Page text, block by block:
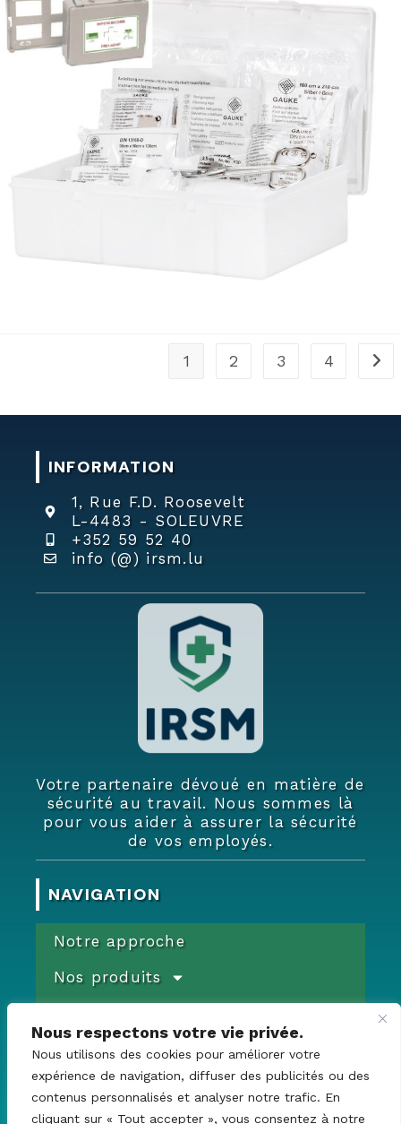
Nous respectons votre vie privée.
Nous utilisons des cookies pour améliorer votre
expérience de navigation, diffuser des publicités ou des
contenus personnalisés et analyser notre trafic. En
cliquant sur « Tout accepter », vous consentez à notre
Commande
Devis
1 2 3 4
INFORMATION
1, Rue F.D. Roosevelt
L-4483 - SOLEUVRE
+352 59 52 40
info (@) irsm.lu
Votre partenaire dévoué en matière de
sécurité au travail. Nous sommes là
pour vous aider à assurer la sécurité
de vos employés.
NAVIGATION
Notre approche
Nos produits
Documents
Promotions